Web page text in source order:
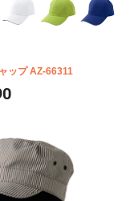
ップ AZ-66311